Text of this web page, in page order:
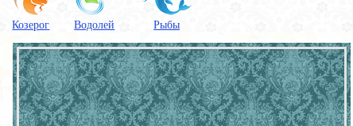
Козерог Водолей Рыбы